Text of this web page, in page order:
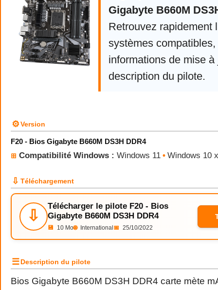
Gigabyte B660M
Retrouvez rapidement
systèmes compatibles,
informations de mise à
description du pilote.
⚙Version
F20 - Bios Gigabyte B660M DS3H DDR4
⊞ Compatibilité Windows : Windows 11 • Windows 10
⇩ Téléchargement
⇩
Télécharger le pilote F20 - Bios
Gigabyte B660M DS3H DDR4
💾 10 Mo🌐 International 📅 25/10/2022
☰Description du pilote
Bios Gigabyte B660M DS3H DDR4 carte mète